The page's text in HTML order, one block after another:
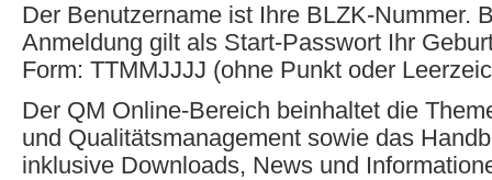
Der Benutzername ist Ihre BLZK-Nummer.
Anmeldung gilt als Start-Passwort Ihr
Form: TTMMJJJJ (ohne Punkt oder
Der QM Online-Bereich beinhaltet die
und Qualitätsmanagement sowie das
inklusive Downloads, News und